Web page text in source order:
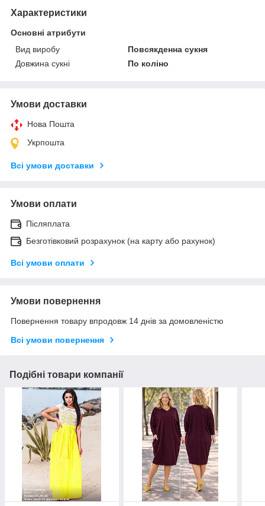
Характеристики
Основні атрибути
Вид виробу
Повсякденна сукня
Довжина сукні
По коліно
Умови доставки
Нова Пошта
Укрпошта
Всі умови доставки
Умови оплати
Післяплата
Безготівковий розрахунок (на карту або рахунок)
Всі умови оплати
Умови повернення
Повернення товару впродовж 14 днів за домовленістю
Всі умови повернення
Подібні товари компанії